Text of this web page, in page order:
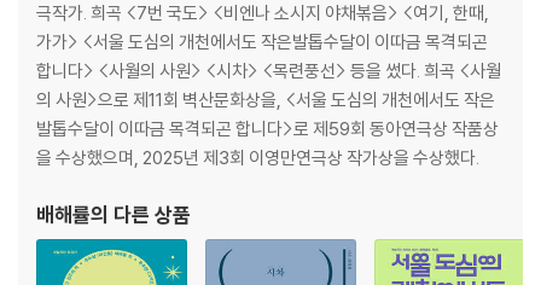
극작가. 희곡 <7번 국도> <비엔나 소시지 야채볶음> <여기, 한때,
가가> <서울 도심의 개천에서도 작은발톱수달이 이따금 목격되곤
합니다> <사월의 사원> <시차> <목련풍선> 등을 썼다. 희곡 <사월
의 사원>으로 제11회 벽산문화상을, <서울 도심의 개천에서도 작은
발톱수달이 이따금 목격되곤 합니다>로 제59회 동아연극상 작품상
을 수상했으며, 2025년 제3회 이영만연극상 작가상을 수상했다.
배해률의 다른 상품